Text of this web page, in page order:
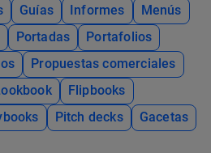
Guías Informes
Menús
Portadas
Portafolios
Propuestas comerciales
Flipbooks
Pitch decks
Gacetas